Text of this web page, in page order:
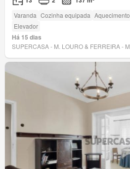
Varanda Cozinha equipada Aquecimento
Elevador
Há 15 dias